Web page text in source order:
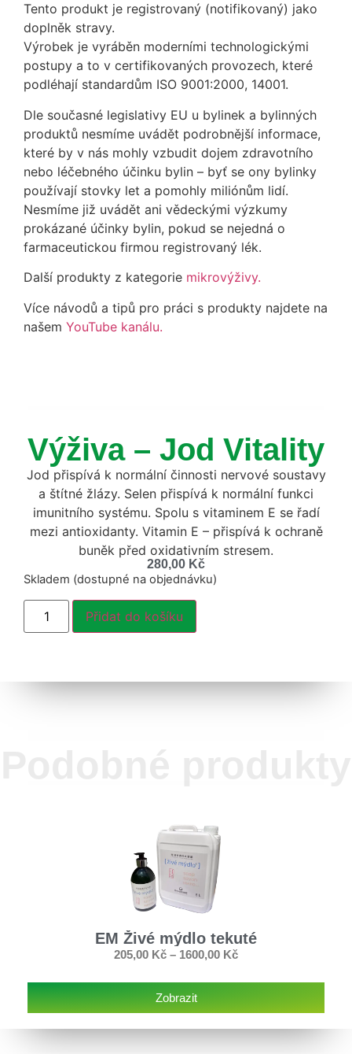
Tento produkt je registrovaný (notifikovaný) jako
doplněk stravy.
Výrobek je vyráběn moderními technologickými
postupy a to v certifikovaných provozech, které
podléhají standardům ISO 9001:2000, 14001.
Dle současné legislativy EU u bylinek a bylinných
produktů nesmíme uvádět podrobnější informace,
které by v nás mohly vzbudit dojem zdravotního
nebo léčebného účinku bylin – byť se ony bylinky
používají stovky let a pomohly miliónům lidí.
Nesmíme již uvádět ani vědeckými výzkumy
prokázané účinky bylin, pokud se nejedná o
farmaceutickou firmou registrovaný lék.
Další produkty z kategorie mikrovýživy.
Více návodů a tipů pro práci s produkty najdete na
našem YouTube kanálu.
Výživa – Jod Vitality
Jod přispívá k normální činnosti nervové soustavy
a štítné žlázy. Selen přispívá k normální funkci
imunitního systému. Spolu s vitaminem E se řadí
mezi antioxidanty. Vitamin E – přispívá k ochraně
buněk před oxidativním stresem.
280,00 Kč
Skladem (dostupné na objednávku)
Přidat do košíku
EM Živé mýdlo tekuté
205,00 Kč – 1600,00 Kč
Zobrazit